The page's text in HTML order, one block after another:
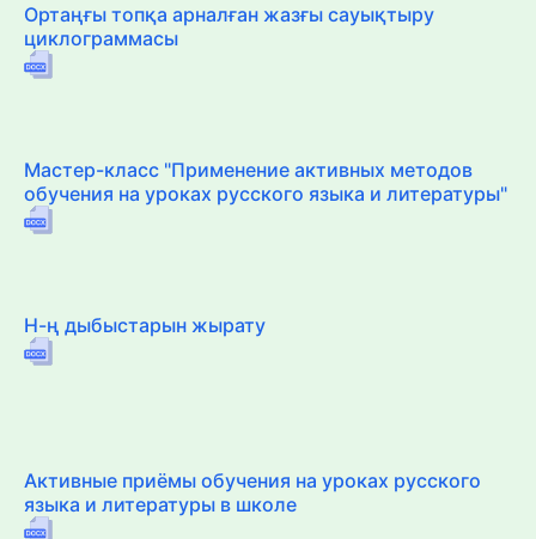
Ортаңғы топқа арналған жазғы сауықтыру
циклограммасы
Мастер-класс "Применение активных методов
обучения на уроках русского языка и литературы"
Н-ң дыбыстарын жырату
Активные приёмы обучения на уроках русского
языка и литературы в школе